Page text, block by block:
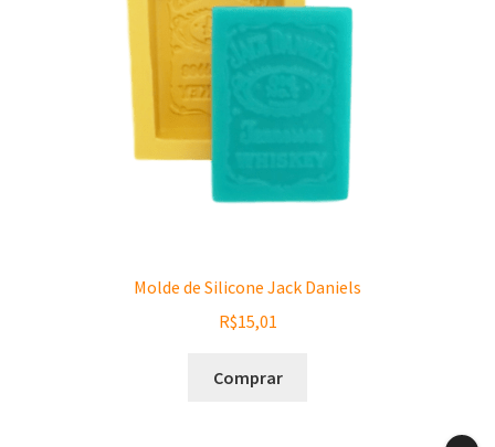
Molde de Silicone Jack Daniels
R$15,01
Comprar